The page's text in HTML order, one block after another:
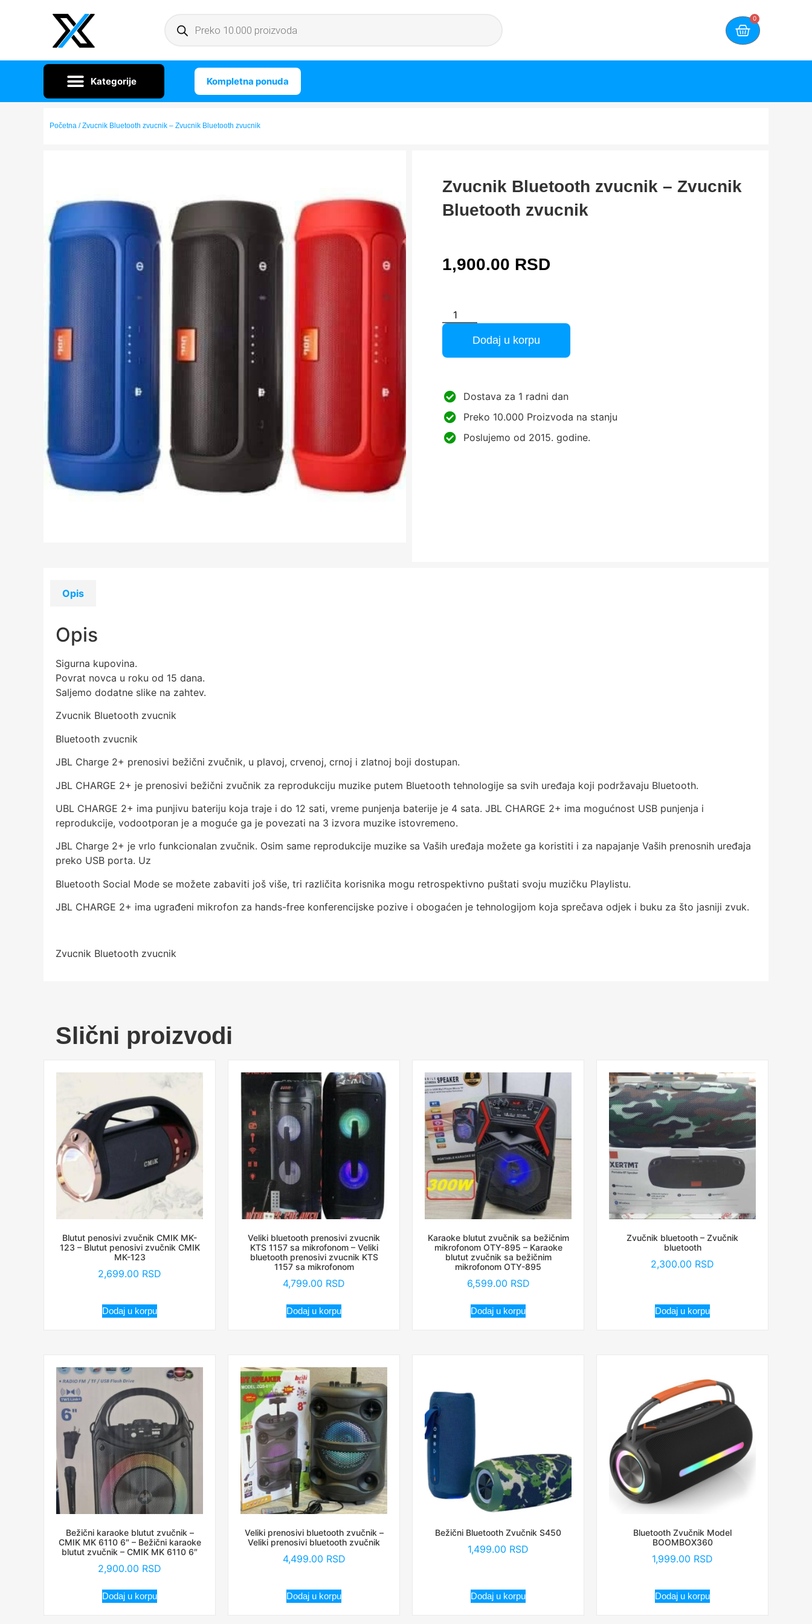
0
Kompletna ponuda
Početna / Zvucnik Bluetooth zvucnik – Zvucnik Bluetooth zvucnik
Zvucnik Bluetooth zvucnik – Zvucnik
Bluetooth zvucnik
1,900.00 RSD
Dodaj u korpu
Dostava za 1 radni dan
Preko 10.000 Proizvoda na stanju
Poslujemo od 2015. godine.
Opis
Opis
Sigurna kupovina.
Povrat novca u roku od 15 dana.
Saljemo dodatne slike na zahtev.
Zvucnik Bluetooth zvucnik
Bluetooth zvucnik
JBL Charge 2+ prenosivi bežični zvučnik, u plavoj, crvenoj, crnoj i zlatnoj boji dostupan.
JBL CHARGE 2+ je prenosivi bežični zvučnik za reprodukciju muzike putem Bluetooth tehnologije sa svih uređaja koji podržavaju Bluetooth.
UBL CHARGE 2+ ima punjivu bateriju koja traje i do 12 sati, vreme punjenja baterije je 4 sata. JBL CHARGE 2+ ima mogućnost USB punjenja i
reprodukcije, vodootporan je a moguće ga je povezati na 3 izvora muzike istovremeno.
JBL Charge 2+ je vrlo funkcionalan zvučnik. Osim same reprodukcije muzike sa Vaših uređaja možete ga koristiti i za napajanje Vaših prenosnih uređaja
preko USB porta. Uz
Bluetooth Social Mode se možete zabaviti još više, tri različita korisnika mogu retrospektivno puštati svoju muzičku Playlistu.
JBL CHARGE 2+ ima ugrađeni mikrofon za hands-free konferencijske pozive i obogaćen je tehnologijom koja sprečava odjek i buku za što jasniji zvuk.
Zvucnik Bluetooth zvucnik
Slični proizvodi
Blutut penosivi zvučnik CMIK MK-
123 – Blutut penosivi zvučnik CMIK
MK-123
2,699.00 RSD
Dodaj u korpu
Veliki bluetooth prenosivi zvucnik
KTS 1157 sa mikrofonom – Veliki
bluetooth prenosivi zvucnik KTS
1157 sa mikrofonom
4,799.00 RSD
Dodaj u korpu
Karaoke blutut zvučnik sa bežičnim
mikrofonom OTY-895 – Karaoke
blutut zvučnik sa bežičnim
mikrofonom OTY-895
6,599.00 RSD
Dodaj u korpu
Zvučnik bluetooth – Zvučnik
bluetooth
2,300.00 RSD
Dodaj u korpu
Bežični karaoke blutut zvučnik –
CMIK MK 6110 6″ – Bežični karaoke
blutut zvučnik – CMIK MK 6110 6″
2,900.00 RSD
Dodaj u korpu
Veliki prenosivi bluetooth zvučnik –
Veliki prenosivi bluetooth zvučnik
4,499.00 RSD
Dodaj u korpu
Bežični Bluetooth Zvučnik S450
1,499.00 RSD
Dodaj u korpu
Bluetooth Zvučnik Model
BOOMBOX360
1,999.00 RSD
Dodaj u korpu